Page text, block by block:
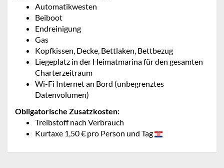
Automatikwesten
Beiboot
Endreinigung
Gas
Kopfkissen, Decke, Bettlaken, Bettbezug
Liegeplatz in der Heimatmarina für den gesamten
Charterzeitraum
Wi-Fi Internet an Bord (unbegrenztes
Datenvolumen)
Obligatorische Zusatzkosten:
Treibstoff nach Verbrauch
Kurtaxe 1,50 € pro Person und Tag